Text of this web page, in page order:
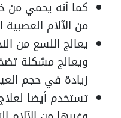
كما أنه يحمي من
من الآلام العصبية
يعالج اللسع من
ويعالج مشكلة
زيادة في حجم
تستخدم أيضا